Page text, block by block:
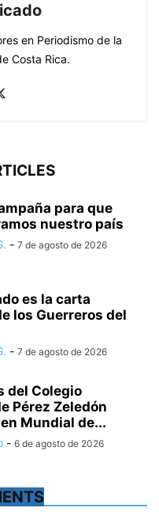
en Periodismo de la
Costa Rica.
para que
nuestro país
- 7 de agosto de 2026
es la carta
los Guerreros del
- 7 de agosto de 2026
del Colegio
Pérez Zeledón
Mundial de...
- 6 de agosto de 2026